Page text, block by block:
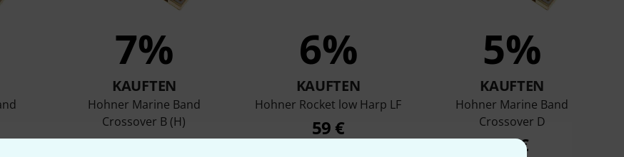
7%
KAUFTEN
Hohner Marine Band
Crossover B (H)
65 €
6%
KAUFTEN
Hohner Rocket low Harp LF
59 €
5%
KAUFTEN
Hohner Marine Band
Crossover D
61 €